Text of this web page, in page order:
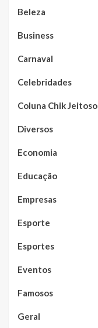
Beleza
Business
Carnaval
Celebridades
Coluna Chik Jeitoso
Diversos
Economia
Educação
Empresas
Esporte
Esportes
Eventos
Famosos
Geral